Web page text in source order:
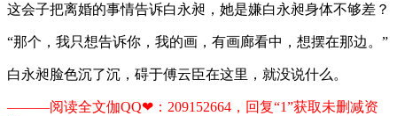
这会子把离婚的事情告诉白永昶，她是嫌白永昶身体不够差？
“那个，我只想告诉你，我的画，有画廊看中，想摆在那边。”
白永昶脸色沉了沉，碍于傅云臣在这里，就没说什么。
———阅读全文伽QQ❤：209152664，回复“1”获取未删减资